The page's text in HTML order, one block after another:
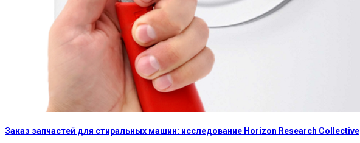
Заказ запчастей для стиральных машин: исследование Horizon Research Collective